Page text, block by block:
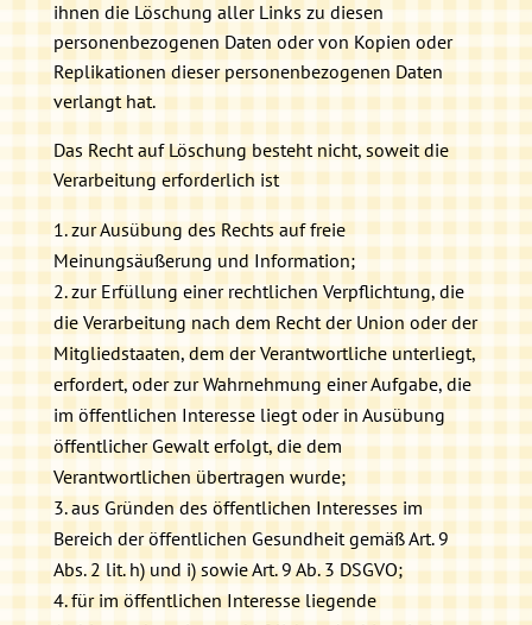
ihnen die Löschung aller Links zu diesen
personenbezogenen Daten oder von Kopien oder
Replikationen dieser personenbezogenen Daten
verlangt hat.
Das Recht auf Löschung besteht nicht, soweit die
Verarbeitung erforderlich ist
zur Ausübung des Rechts auf freie
Meinungsäußerung und Information;
zur Erfüllung einer rechtlichen Verpflichtung, die
die Verarbeitung nach dem Recht der Union oder der
Mitgliedstaaten, dem der Verantwortliche unterliegt,
erfordert, oder zur Wahrnehmung einer Aufgabe, die
im öffentlichen Interesse liegt oder in Ausübung
öffentlicher Gewalt erfolgt, die dem
Verantwortlichen übertragen wurde;
aus Gründen des öffentlichen Interesses im
Bereich der öffentlichen Gesundheit gemäß Art. 9
Abs. 2 lit. h) und i) sowie Art. 9 Ab. 3 DSGVO;
für im öffentlichen Interesse liegende